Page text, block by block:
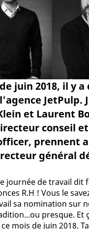
juin 2018, il y
JetPulp.
et Laurent
conseil
prennent
général
journée de travail dit
R.H ! Vous le
sa nomination sur
presque. Et
mois de juin 2018.